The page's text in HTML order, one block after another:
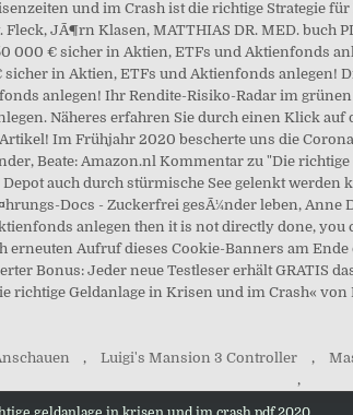
, Luigi's Mansion 3 Controller ,
,